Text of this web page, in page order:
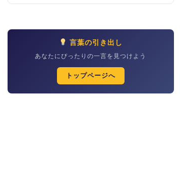
言葉の引き出し
あなたにぴったりの一言を見つけよう
トップページへ